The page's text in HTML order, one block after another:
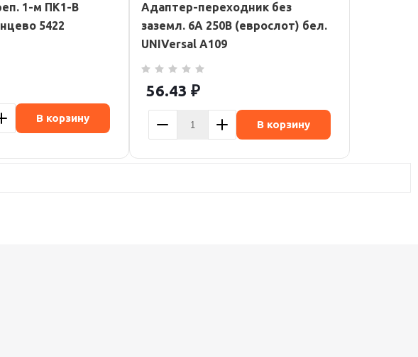
1-м ПК1-В
5422
В корзину
Адаптер-переходник без
заземл. 6А 250В (еврослот) бел.
UNIVersal А109
56.43 ₽
В корзину